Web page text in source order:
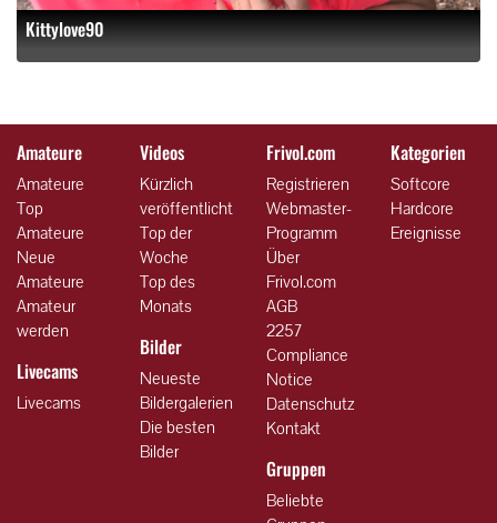
Kittylove90
Amateure
Amateure
Top
Amateure
Neue
Amateure
Amateur
werden
Livecams
Livecams
Videos
Kürzlich
veröffentlicht
Top der
Woche
Top des
Monats
Bilder
Neueste
Bildergalerien
Die besten
Bilder
Frivol.com
Registrieren
Webmaster-
Programm
Über
Frivol.com
AGB
2257
Compliance
Notice
Datenschutz
Kontakt
Gruppen
Beliebte
Kategorien
Softcore
Hardcore
Ereignisse